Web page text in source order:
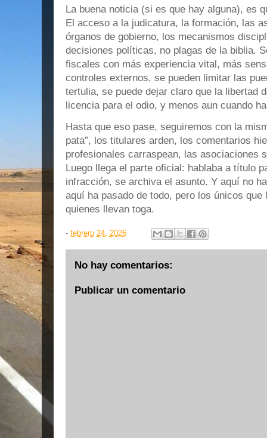
La buena noticia (si es que hay alguna), es
El acceso a la judicatura, la formación, las
órganos de gobierno, los mecanismos
decisiones políticas, no plagas de la biblia.
fiscales con más experiencia vital, más
controles externos, se pueden limitar las
tertulia, se puede dejar claro que la libertad
licencia para el odio, y menos aun cuando
Hasta que eso pase, seguiremos con la
pata”, los titulares arden, los comentarios
profesionales carraspean, las asociaciones
Luego llega el parte oficial: hablaba a título
infracción, se archiva el asunto. Y aquí no
aquí ha pasado de todo, pero los únicos
quienes llevan toga.
- febrero 24, 2026
No hay comentarios:
Publicar un comentario